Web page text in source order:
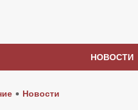
НОВОСТИ
Новости